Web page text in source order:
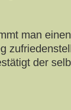
man
der